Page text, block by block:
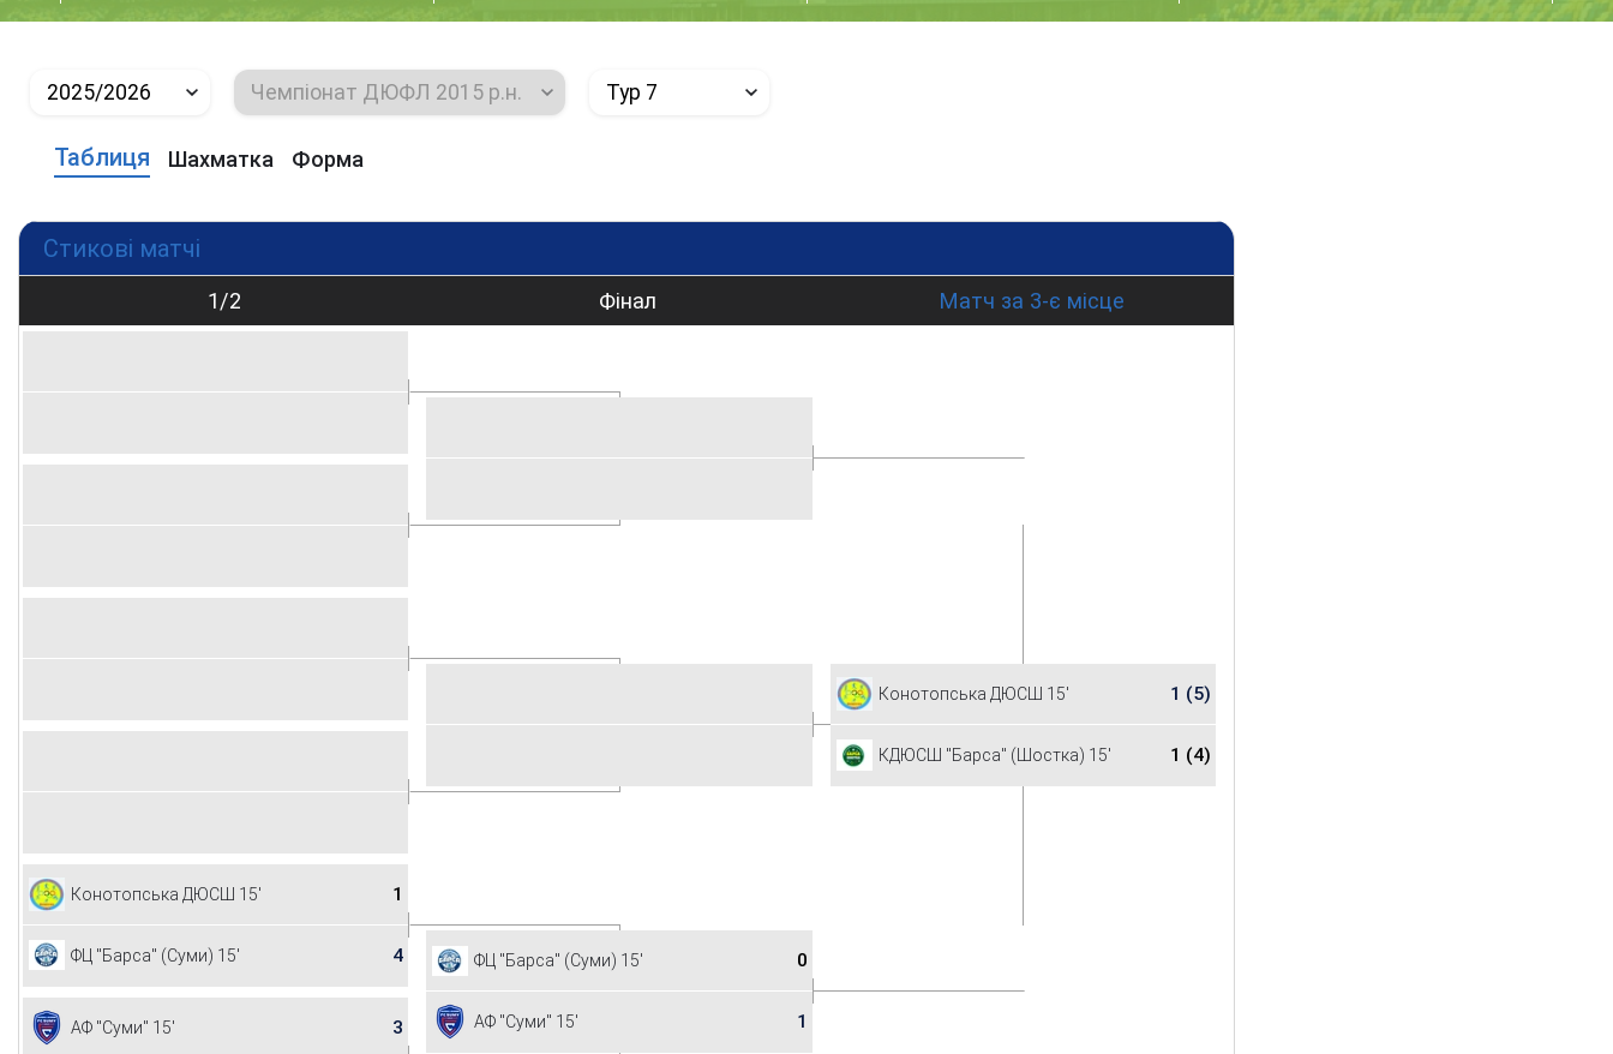
2025/2026 Чемпіонат ДЮФЛ 2015 р.н. Тур 7
Таблиця Шахматка Форма
Стикові матчі
1/2
Конотопська ДЮСШ 15' 1
ФЦ "Барса" (Суми) 15' 4
АФ "Суми" 15' 3
Фінал
ФЦ "Барса" (Суми) 15' 0
АФ "Суми" 15' 1
Матч за 3-є місце
Конотопська ДЮСШ 15' 1 (5)
КДЮСШ "Барса" (Шостка) 15' 1 (4)